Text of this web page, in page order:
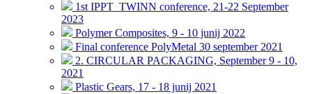
1st IPPT_TWINN conference, 21-22 September
2023
Polymer Composites, 9 - 10 junij 2022
Final conference PolyMetal 30 september 2021
2. CIRCULAR PACKAGING, September 9 - 10,
2021
Plastic Gears, 17 - 18 junij 2021